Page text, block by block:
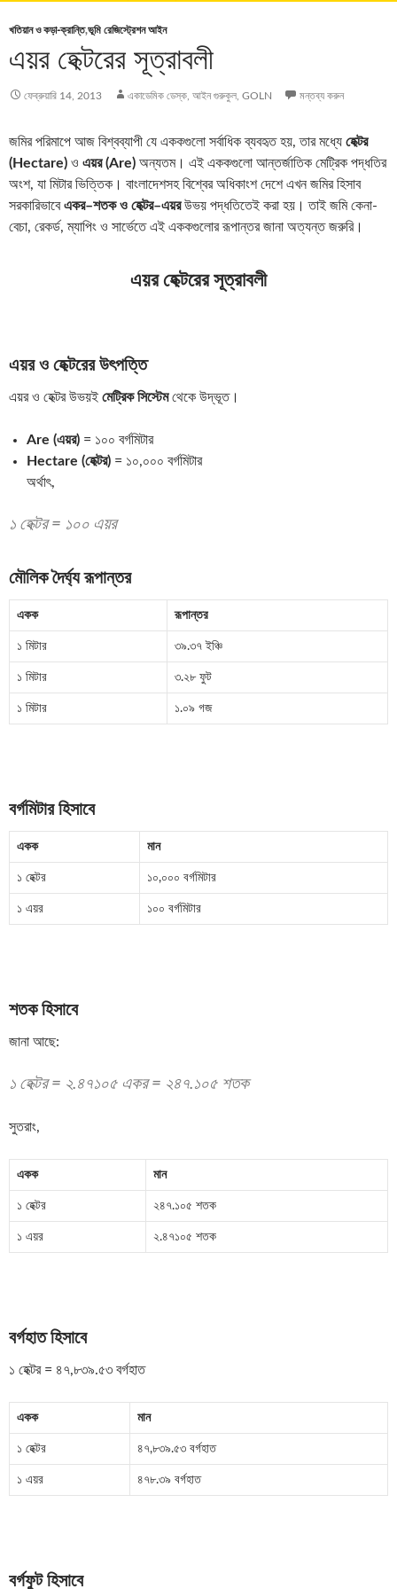
খতিয়ান ও কড়া-ক্রান্তি,ভূমি রেজিস্ট্রেশন আইন
এয়র হেক্টরের সূত্রাবলী
ফেব্রুয়ারি 14, 2013 একাডেমিক ডেস্ক, আইন গুরুকুল, GOLN মন্তব্য করুন
জমির পরিমাপে আজ বিশ্বব্যাপী যে এককগুলো সর্বাধিক ব্যবহৃত হয়, তার মধ্যে হেক্টর
(Hectare) ও এয়র (Are) অন্যতম। এই এককগুলো আন্তর্জাতিক মেট্রিক পদ্ধতির
অংশ, যা মিটার ভিত্তিক। বাংলাদেশসহ বিশ্বের অধিকাংশ দেশে এখন জমির হিসাব
সরকারিভাবেএকর–শতক ও হেক্টর–এয়রউভয় পদ্ধতিতেই করা হয়। তাই জমি কেনা-
বেচা, রেকর্ড, ম্যাপিং ও সার্ভেতে এই এককগুলোর রূপান্তর জানা অত্যন্ত জরুরি।
এয়র হেক্টরের সূত্রাবলী
এয়র ও হেক্টরের উৎপত্তি
এয়র ও হেক্টর উভয়ই মেট্রিক সিস্টেমথেকে উদ্ভূত।
Are (এয়র) = ১০০ বর্গমিটার
Hectare (হেক্টর) = ১০,০০০ বর্গমিটার
অর্থাৎ,
১ হেক্টর = ১০০ এয়র
মৌলিক দৈর্ঘ্য রূপান্তর
একক রূপান্তর
১ মিটার ৩৯.৩৭ ইঞ্চি
১ মিটার ৩.২৮ ফুট
১ মিটার ১.০৯ গজ
বর্গমিটার হিসাবে
একক মান
১ হেক্টর ১০,০০০ বর্গমিটার
১ এয়র ১০০ বর্গমিটার
শতক হিসাবে
জানা আছে:
১ হেক্টর = ২.৪৭১০৫ একর = ২৪৭.১০৫ শতক
সুতরাং,
একক মান
১ হেক্টর ২৪৭.১০৫ শতক
১ এয়র ২.৪৭১০৫ শতক
বর্গহাত হিসাবে
১ হেক্টর = ৪৭,৮৩৯.৫৩ বর্গহাত
একক মান
১ হেক্টর ৪৭,৮৩৯.৫৩ বর্গহাত
১ এয়র ৪৭৮.৩৯ বর্গহাত
বর্গফুট হিসাবে